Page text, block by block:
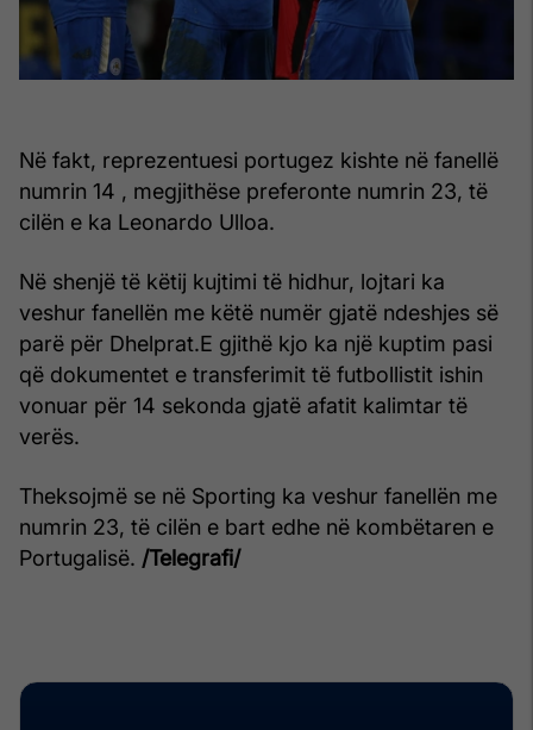
Në fakt, reprezentuesi portugez kishte në fanellë
numrin 14 , megjithëse preferonte numrin 23, të
cilën e ka Leonardo Ulloa.
Në shenjë të këtij kujtimi të hidhur, lojtari ka
veshur fanellën me këtë numër gjatë ndeshjes së
parë për Dhelprat.E gjithë kjo ka një kuptim pasi
që dokumentet e transferimit të futbollistit ishin
vonuar për 14 sekonda gjatë afatit kalimtar të
verës.
Theksojmë se në Sporting ka veshur fanellën me
numrin 23, të cilën e bart edhe në kombëtaren e
Portugalisë. /Telegrafi/